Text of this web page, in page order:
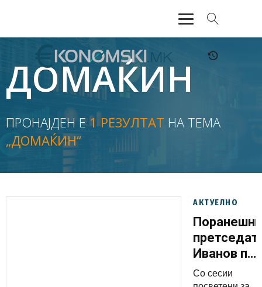
АКТУЕЛНО
ЕКОНОМИЈА
ФИНАНСИИ
БАНКАРСТВО
ЖИВОТ
ДОМАЌИН
ПРОНАЈДЕН Е1 РЕЗУЛТАТ НА ТЕМА
„ДОМАЌИН“
АКТУЕЛНО
Иванов по
трет пат
Со сесии